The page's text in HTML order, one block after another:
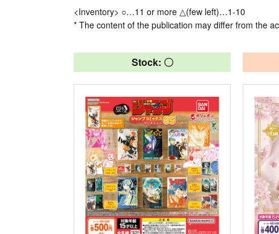
<Inventory> ○…11 or more △(few left)…1-10
* The content of the publication may differ from the
Stock: 〇